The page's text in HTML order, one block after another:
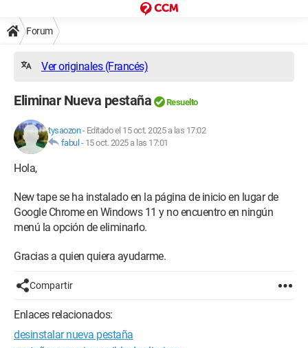
Forum
Ver originales (Francés)
Eliminar Nueva pestaña Resuelto
tysaozon- Editado el 15 oct. 2025 a las 17:02
fabul - 15 oct. 2025 a las 17:01
Hola,
New tape se ha instalado en la página de inicio en lugar de
Google Chrome en Windows 11 y no encuentro en ningún
menú la opción de eliminarlo.
Gracias a quien quiera ayudarme.
Compartir
Enlaces relacionados:
desinstalar nueva pestaña